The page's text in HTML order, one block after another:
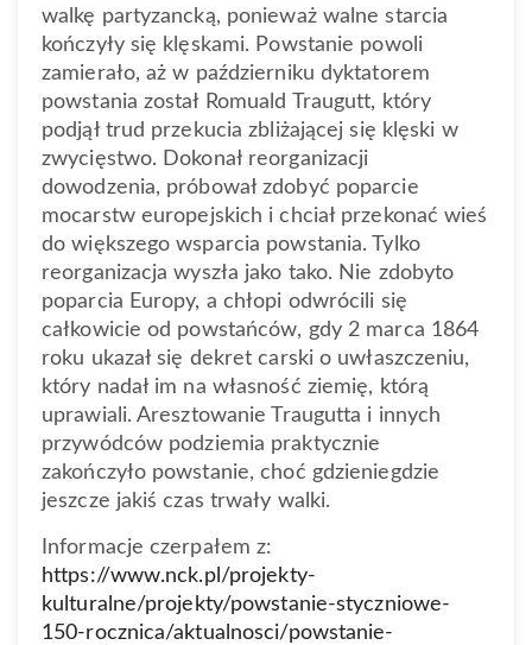
walkę partyzancką, ponieważ walne starcia
kończyły się klęskami. Powstanie powoli
zamierało, aż w październiku dyktatorem
powstania został Romuald Traugutt, który
podjął trud przekucia zbliżającej się klęski w
zwycięstwo. Dokonał reorganizacji
dowodzenia, próbował zdobyć poparcie
mocarstw europejskich i chciał przekonać wieś
do większego wsparcia powstania. Tylko
reorganizacja wyszła jako tako. Nie zdobyto
poparcia Europy, a chłopi odwrócili się
całkowicie od powstańców, gdy 2 marca 1864
roku ukazał się dekret carski o uwłaszczeniu,
który nadał im na własność ziemię, którą
uprawiali. Aresztowanie Traugutta i innych
przywódców podziemia praktycznie
zakończyło powstanie, choć gdzieniegdzie
jeszcze jakiś czas trwały walki.
Informacje czerpałem z:
https://www.nck.pl/projekty-
kulturalne/projekty/powstanie-styczniowe-
150-rocznica/aktualnosci/powstanie-